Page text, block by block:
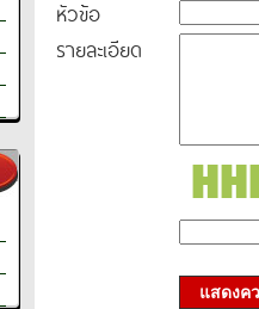
หัวข้อ
รายละเอียด
แสดงค